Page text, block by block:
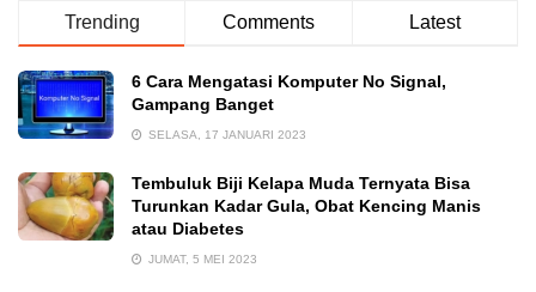
Trending Comments Latest
6 Cara Mengatasi Komputer No Signal,
Gampang Banget
SELASA, 17 JANUARI 2023
Tembuluk Biji Kelapa Muda Ternyata Bisa
Turunkan Kadar Gula, Obat Kencing Manis
atau Diabetes
JUMAT, 5 MEI 2023